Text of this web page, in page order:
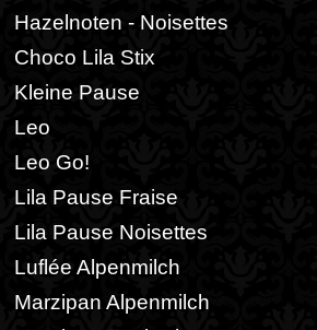
Hazelnoten - Noisettes
Choco Lila Stix
Kleine Pause
Leo
Leo Go!
Lila Pause Fraise
Lila Pause Noisettes
Luflée Alpenmilch
Marzipan Alpenmilch